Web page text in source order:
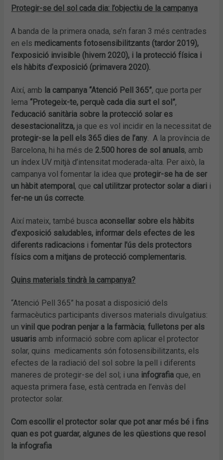
Protegir-se del sol cada dia: l’objectiu de la campanya
A banda de la primera onada, se’n faran 3 més centrades
en els medicaments fotosensibilitzants (tardor 2019),
l’exposició invisible (hivern 2020), i la protecció física i
els hàbits d’exposició (primavera 2020).
Així, amb la campanya “Atenció Pell 365”, que porta per
lema “Protegeix-te, perquè cada dia surt el sol”,
l’educació sanitària sobre la protecció solar es
desestacionalitza, ja que es vol incidir en la necessitat de
protegir-se la pell els 365 dies de l’any. A la província de
Barcelona, hi ha més de 2.500 hores de sol anuals, amb
un índex UV mitjà d’intensitat moderada-alta. Per això, la
campanya vol fomentar la idea que protegir-se ha de ser
un hàbit atemporal, que cal utilitzar protector solar a diari i
fer-ne un ús correcte.
Així mateix, també busca aconsellar sobre els hàbits
d’exposició saludables, informar dels efectes de les
diferents radicacions ifomentar l’ús dels protectors
físics com a mitjans de protecció complementaris.
Quins materials tindrà la campanya?
“Atenció Pell 365” ha posat a disposició dels
farmacèutics participants diversos materials divulgatius:
unvinil que podran penjar a la farmàcia;fulletons per als
usuaris amb informació sobre com aplicar el protector
solar, quins medicaments són fotosensibilitzants, els
efectes de la radiació del sol sobre la pell i diferents
maneres de protegir-se del sol; i una infografia que, en
aquesta primera fase, està centrada en l’envàs del
protector solar.
Com escollir el protector solar que pot anar més bé i fins
quan es pot guardar, algunes de les qüestions que resol
la infografia